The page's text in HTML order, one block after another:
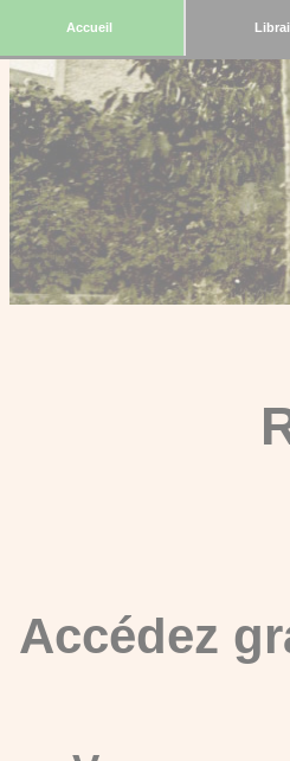
Accueil
Accédez